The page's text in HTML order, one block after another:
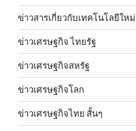
ข่าวสารเกี่ยวกับเทคโนโลยีใหม่
ข่าวเศรษฐกิจ ไทยรัฐ
ข่าวเศรษฐกิจสหรัฐ
ข่าวเศรษฐกิจโลก
ข่าวเศรษฐกิจไทย สั้นๆ